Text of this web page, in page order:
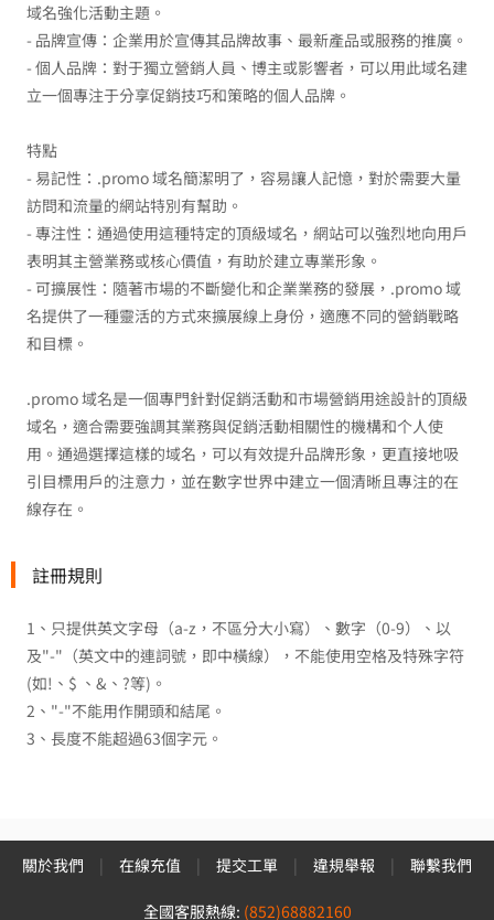
域名強化活動主題。
- 品牌宣傳：企業用於宣傳其品牌故事、最新產品或服務的推廣。
- 個人品牌：對于獨立營銷人員、博主或影響者，可以用此域名建
立一個專注于分享促銷技巧和策略的個人品牌。
特點
- 易記性：.promo 域名簡潔明了，容易讓人記憶，對於需要大量
訪問和流量的網站特別有幫助。
- 專注性：通過使用這種特定的頂級域名，網站可以強烈地向用戶
表明其主營業務或核心價值，有助於建立專業形象。
- 可擴展性：隨著市場的不斷變化和企業業務的發展，.promo 域
名提供了一種靈活的方式來擴展線上身份，適應不同的營銷戰略
和目標。
.promo 域名是一個專門針對促銷活動和市場營銷用途設計的頂級
域名，適合需要強調其業務與促銷活動相關性的機構和个人使
用。通過選擇這樣的域名，可以有效提升品牌形象，更直接地吸
引目標用戶的注意力，並在數字世界中建立一個清晰且專注的在
線存在。
註冊規則
1、只提供英文字母（a-z，不區分大小寫）、數字（0-9）、以
及"-"（英文中的連詞號，即中橫線），不能使用空格及特殊字符
(如!、$ 、&、?等)。
2、"-"不能用作開頭和結尾。
3、長度不能超過63個字元。
關於我們 | 在線充值 | 提交工單 | 違規舉報 | 聯繫我們
全國客服熱線: (852)68882160